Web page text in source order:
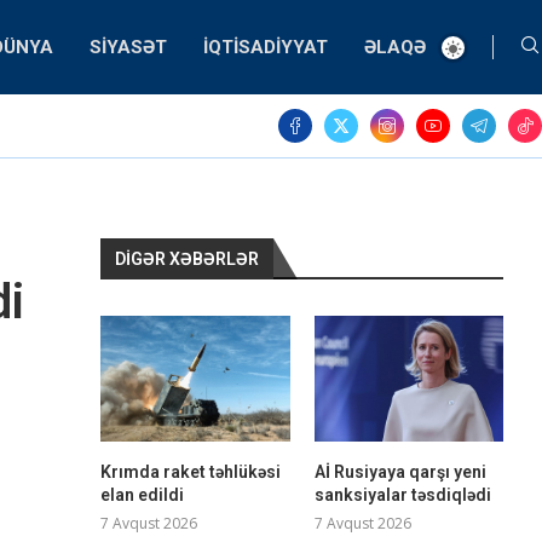
SIYASƏT İQTISADIYYAT ƏLAQƏ
DIGƏR XƏBƏRLƏR
Krımda raket təhlükəsi
elan edildi
7 Avqust 2026
Aİ Rusiyaya qarşı yeni
sanksiyalar təsdiqlədi
7 Avqust 2026